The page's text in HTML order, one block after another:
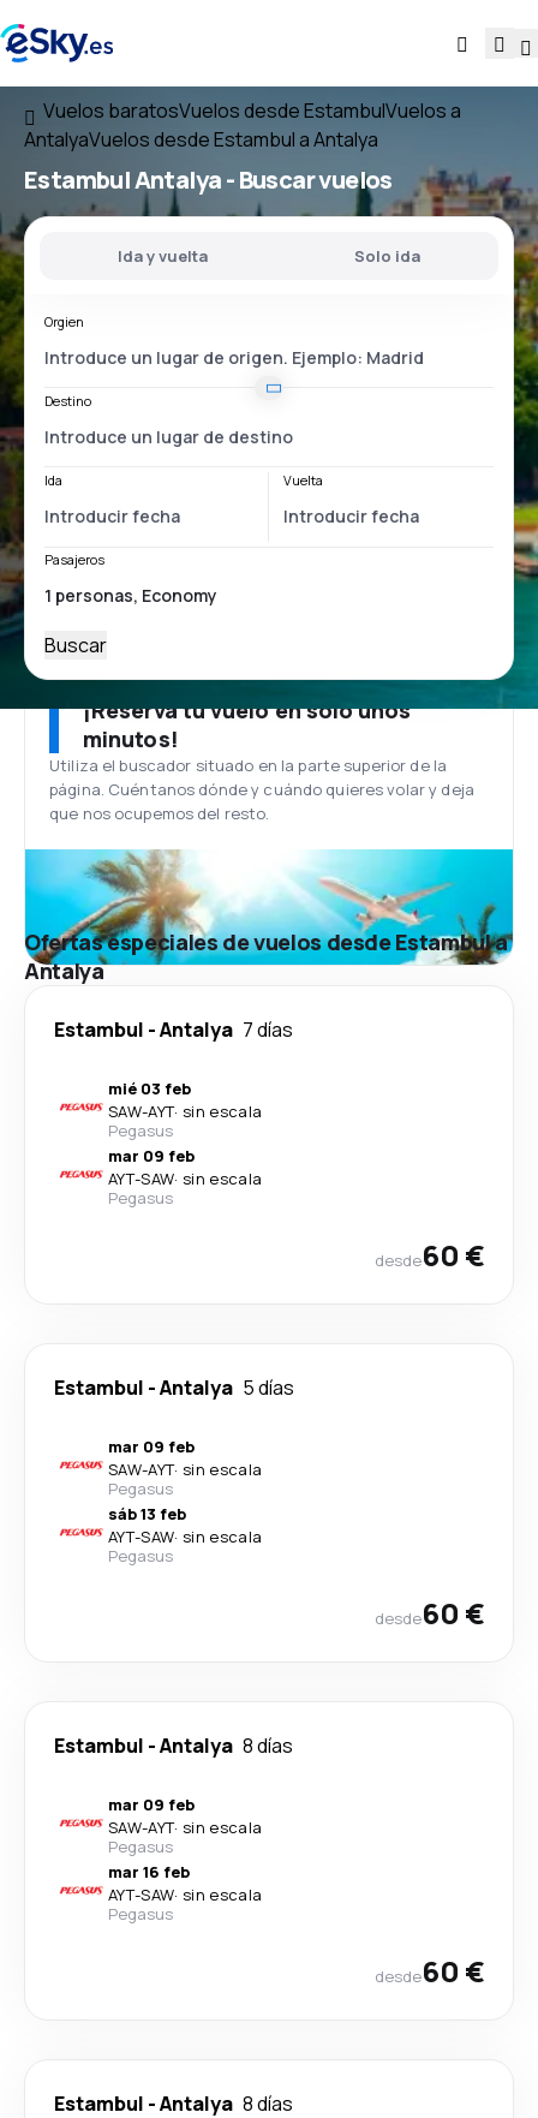
Vuelos baratosVuelos desde EstambulVuelos a
AntalyaVuelos desde Estambul a Antalya
Estambul Antalya- Buscar vuelos
Ida y vuelta Solo ida
Orgien
Destino
Ida Vuelta
Pasajeros
Buscar
¡Reserva tu vuelo en solo unos
minutos!
Utiliza el buscador situado en la parte superior de la
página. Cuéntanos dónde y cuándo quieres volar y deja
que nos ocupemos del resto.
Ofertas especiales de vuelos desde Estambul a
Antalya
Estambul -Antalya 7 días
mié 03 feb
SAW-AYT· sin escala
Pegasus
mar 09 feb
AYT-SAW· sin escala
Pegasus
desde60 €
Estambul -Antalya 5 días
mar 09 feb
SAW-AYT· sin escala
Pegasus
sáb 13 feb
AYT-SAW· sin escala
Pegasus
desde60 €
Estambul -Antalya 8 días
mar 09 feb
SAW-AYT· sin escala
Pegasus
mar 16 feb
AYT-SAW· sin escala
Pegasus
desde60 €
Estambul -Antalya 8 días